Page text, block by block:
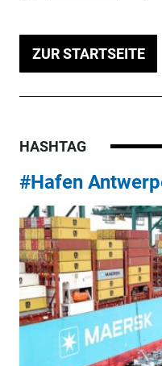
ZUR STARTSEITE
HASHTAG
#Hafen